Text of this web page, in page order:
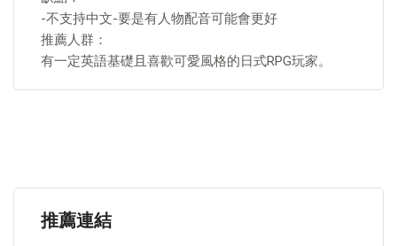
-不支持中文-要是有人物配音可能會更好
推薦人群：
有一定英語基礎且喜歡可愛風格的日式RPG玩家。
推薦連結